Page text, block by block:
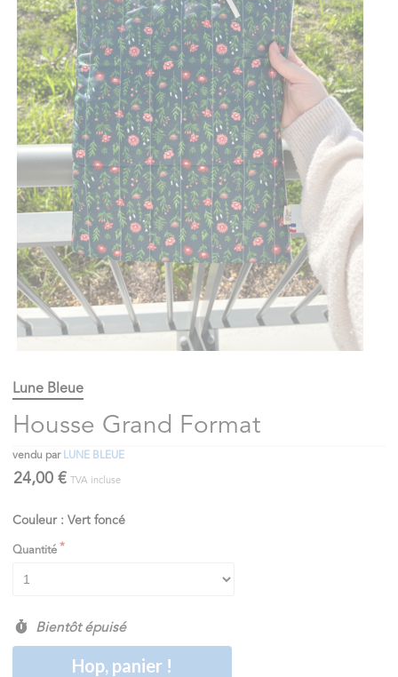
Lune Bleue
Housse Grand Format
vendu par LUNE BLEUE
24,00 € TVA incluse
Couleur : Vert foncé
Quantité
Bientôt épuisé
Hop, panier !